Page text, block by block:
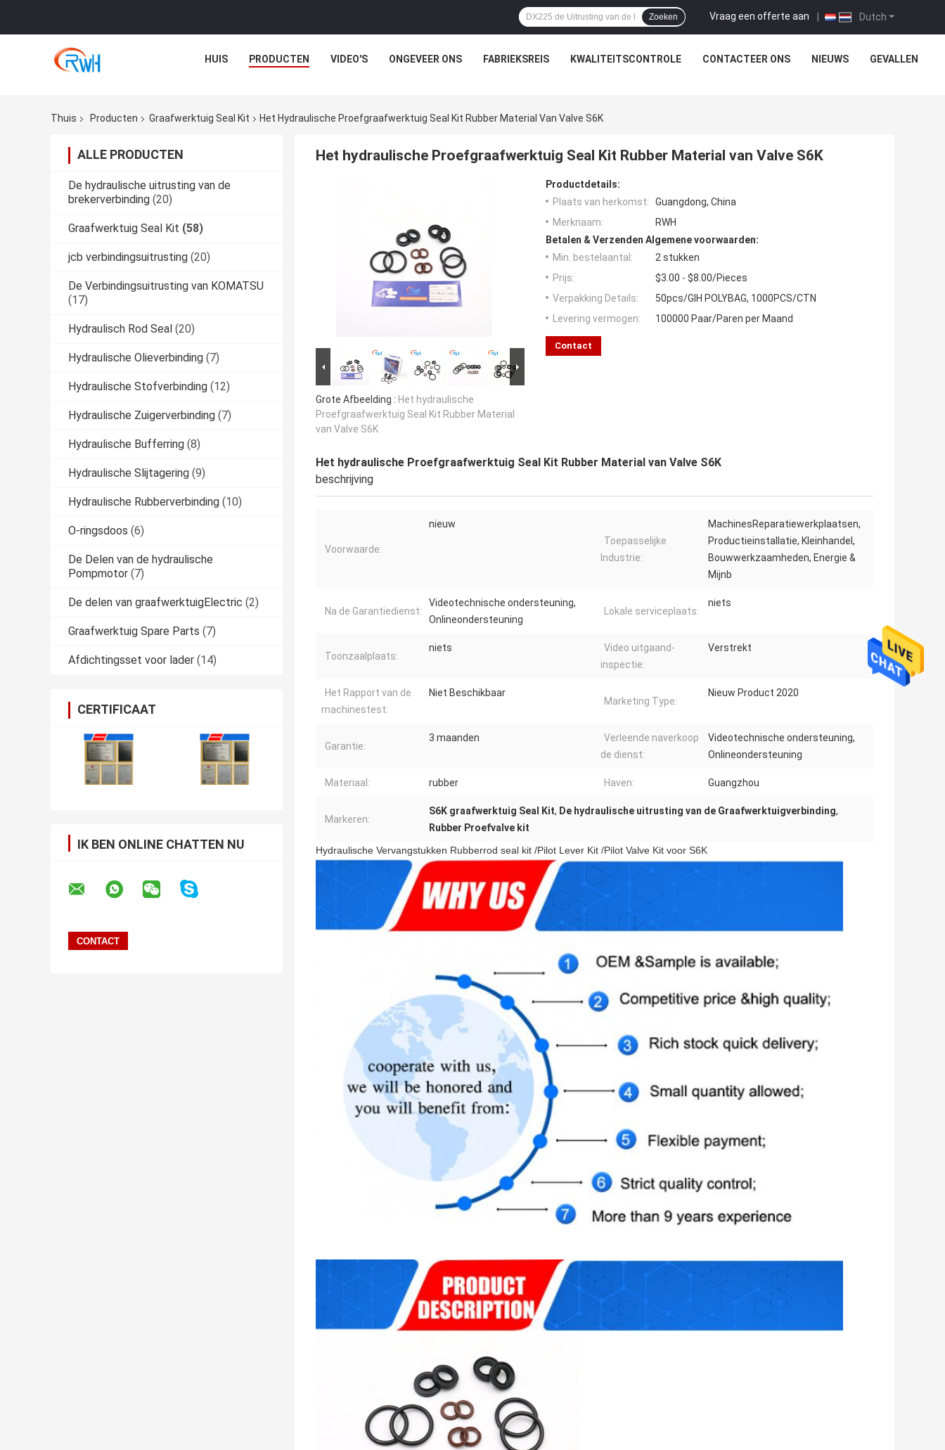
Dutch
Vraag een offerte aan |
Zoeken
HUIS PRODUCTEN VIDEO'S ONGEVEER ONS FABRIEKSREIS KWALITEITSCONTROLE CONTACTEER ONS NIEUWS GEVALLEN
Thuis Producten Graafwerktuig Seal Kit Het Hydraulische Proefgraafwerktuig Seal Kit Rubber Material Van Valve S6K
ALLE PRODUCTEN
De hydraulische uitrusting van de
brekerverbinding (20)
Graafwerktuig Seal Kit (58)
jcb verbindingsuitrusting (20)
De Verbindingsuitrusting van KOMATSU
(17)
Hydraulisch Rod Seal (20)
Hydraulische Olieverbinding (7)
Hydraulische Stofverbinding (12)
Hydraulische Zuigerverbinding (7)
Hydraulische Bufferring (8)
Hydraulische Slijtagering (9)
Hydraulische Rubberverbinding (10)
O-ringsdoos (6)
De Delen van de hydraulische
Pompmotor (7)
De delen van graafwerktuigElectric (2)
Graafwerktuig Spare Parts (7)
Afdichtingsset voor lader (14)
CERTIFICAAT
IK BEN ONLINE CHATTEN NU
Het hydraulische Proefgraafwerktuig Seal Kit Rubber Material van Valve S6K
Grote Afbeelding : Het hydraulische
Proefgraafwerktuig Seal Kit Rubber Material
van Valve S6K
Productdetails:
Plaats van herkomst:
Guangdong, China
Merknaam:
RWH
Betalen & Verzenden Algemene voorwaarden:
Min. bestelaantal:
2 stukken
Prijs:
$3.00 - $8.00/Pieces
Verpakking Details:
50pcs/GIH POLYBAG, 1000PCS/CTN
Levering vermogen:
100000 Paar/Paren per Maand
Contact
Het hydraulische Proefgraafwerktuig Seal Kit Rubber Material van Valve S6K
beschrijving
Voorwaarde:
nieuw
Toepasselijke
Industrie:
MachinesReparatiewerkplaatsen,
Productieinstallatie, Kleinhandel,
Bouwwerkzaamheden, Energie &
Mijnb
Na de Garantiedienst:
Videotechnische ondersteuning,
Onlineondersteuning
Lokale serviceplaats:
niets
Toonzaalplaats:
niets
Video uitgaand-
inspectie:
Verstrekt
Het Rapport van de
machinestest:
Niet Beschikbaar
Marketing Type:
Nieuw Product 2020
Garantie:
3 maanden
Verleende naverkoop
de dienst:
Videotechnische ondersteuning,
Onlineondersteuning
Materiaal: rubber Haven: Guangzhou
Markeren:
S6K graafwerktuig Seal Kit, De hydraulische uitrusting van de Graafwerktuigverbinding,
Rubber Proefvalve kit
Hydraulische Vervangstukken Rubberrod seal kit /Pilot Lever Kit /Pilot Valve Kit voor S6K